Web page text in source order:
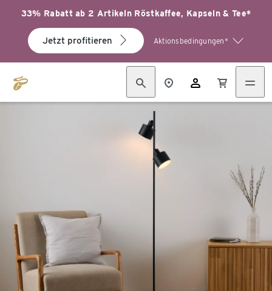
33% Rabatt ab 2 Artikeln Röstkaffee, Kapseln & Tee*
Jetzt profitieren Aktionsbedingungen*